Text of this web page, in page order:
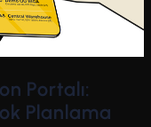
Portalı:
Planlama